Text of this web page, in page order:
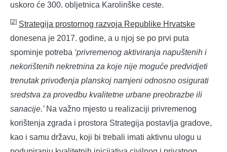
uskoro će 300. obljetnica Karolinške ceste.
[2] Strategija prostornog razvoja Republike Hrvatske
donesena je 2017. godine, a u njoj se po prvi puta
spominje potreba ‘privremenog aktiviranja napuštenih i
nekorištenih nekretnina za koje nije moguće predvidjeti
trenutak privođenja planskoj namjeni odnosno osigurati
sredstva za provedbu kvalitetne urbane preobrazbe ili
sanacije.’ Na važno mjesto u realizaciji privremenog
korištenja zgrada i prostora Strategija postavlja gradove,
kao i samu državu, koji bi trebali imati aktivnu ulogu u